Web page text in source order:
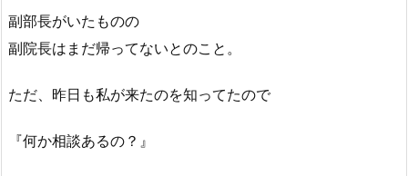
副部長がいたものの
副院長はまだ帰ってないとのこと。
ただ、昨日も私が来たのを知ってたので
『何か相談あるの？』